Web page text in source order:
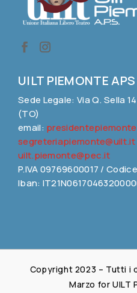
UILT PIEMONTE APS
Sede Legale: Via Q. Sella
(TO)
email:
segreteriapiemonte@uilt.it
uilt.piemonte@pec.it
P.IVA 09769600017 /
Iban:
Copyright 2023 – Tutti i
Marzo for UILT